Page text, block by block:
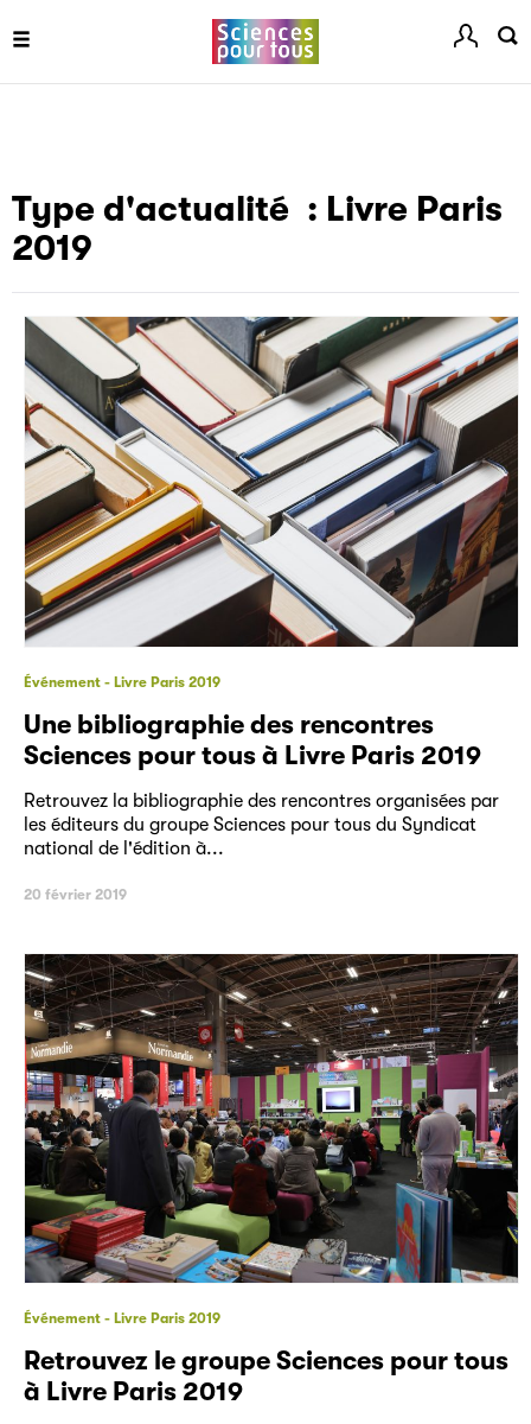
Type d'actualité : Livre Paris
2019
Événement Livre Paris 2019
Une bibliographie des rencontres
Sciences pour tous à Livre Paris 2019
Retrouvez la bibliographie des rencontres organisées par
les éditeurs du groupe Sciences pour tous du Syndicat
national de l'édition à...
20 février 2019
Événement Livre Paris 2019
Retrouvez le groupe Sciences pour tous
à Livre Paris 2019